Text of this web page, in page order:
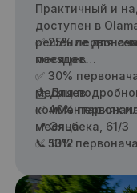
Практичный и
доступен в
решение для
поездок.
✅ 25%
месяцев
✅ 30%
месяцев
✅ 40%
месяца
✅ 50%
📩 Для
комментариях
📍 Эльбека, 61/3
📞 1312